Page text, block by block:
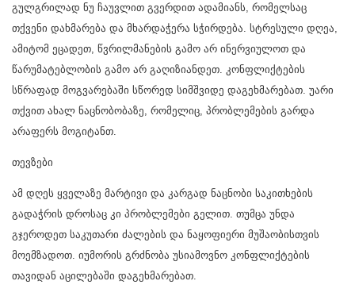
გულგრილად ნუ ჩაუვლით გვერდით ადამიანს, რომელსაც
თქვენი დახმარება და მხარდაჭერა სჭირდება. სტრესული დღეა,
ამიტომ ეცადეთ, წვრილმანების გამო არ ინერვიულოთ და
წარუმატებლობის გამო არ გაღიზიანდეთ. კონფლიქტების
სწრაფად მოგვარებაში სწორედ სიმშვიდე დაგეხმარებათ. უარი
თქვით ახალ ნაცნობობაზე, რომელიც, პრობლემების გარდა
არაფერს მოგიტანთ.
თევზები
ამ დღეს ყველაზე მარტივი და კარგად ნაცნობი საკითხების
გადაჭრის დროსაც კი პრობლემები გელით. თუმცა უნდა
გჯეროდეთ საკუთარი ძალების და ნაყოფიერი მუშაობისთვის
მოემზადოთ. იუმორის გრძნობა უსიამოვნო კონფლიქტების
თავიდან აცილებაში დაგეხმარებათ.